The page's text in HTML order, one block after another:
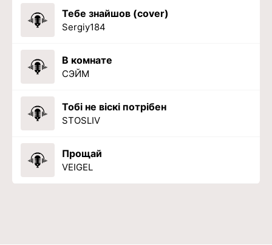
Тебе знайшов (cover)
Sergiy184
В комнате
СЭЙМ
Тобі не віскі потрібен
STOSLIV
Прощай
VEIGEL